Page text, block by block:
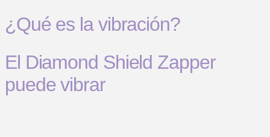
¿Qué es la vibración?
El Diamond Shield Zapper
puede vibrar